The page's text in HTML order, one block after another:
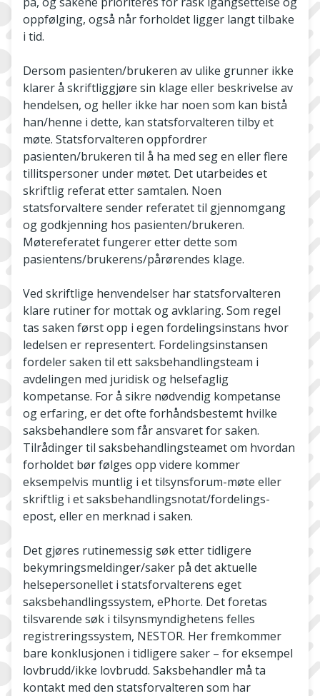
oppfølging, også når forholdet ligger langt tilbake
i tid.
Dersom pasienten/brukeren av ulike grunner ikke
klarer å skriftliggjøre sin klage eller beskrivelse av
hendelsen, og heller ikke har noen som kan bistå
han/henne i dette, kan statsforvalteren tilby et
møte. Statsforvalteren oppfordrer
pasienten/brukeren til å ha med seg en eller flere
tillitspersoner under møtet. Det utarbeides et
skriftlig referat etter samtalen. Noen
statsforvaltere sender referatet til gjennomgang
og godkjenning hos pasienten/brukeren.
Møtereferatet fungerer etter dette som
pasientens/brukerens/pårørendes klage.
Ved skriftlige henvendelser har statsforvalteren
klare rutiner for mottak og avklaring. Som regel
tas saken først opp i egen fordelingsinstans hvor
ledelsen er representert. Fordelingsinstansen
fordeler saken til ett saksbehandlingsteam i
avdelingen med juridisk og helsefaglig
kompetanse. For å sikre nødvendig kompetanse
og erfaring, er det ofte forhåndsbestemt hvilke
saksbehandlere som får ansvaret for saken.
Tilrådinger til saksbehandlingsteamet om hvordan
forholdet bør følges opp videre kommer
eksempelvis muntlig i et tilsynsforum-møte eller
skriftlig i et saksbehandlingsnotat/fordelings-
epost, eller en merknad i saken.
Det gjøres rutinemessig søk etter tidligere
bekymringsmeldinger/saker på det aktuelle
helsepersonellet i statsforvalterens eget
saksbehandlingssystem, ePhorte. Det foretas
tilsvarende søk i tilsynsmyndighetens felles
registreringssystem, NESTOR. Her fremkommer
bare konklusjonen i tidligere saker – for eksempel
lovbrudd/ikke lovbrudd. Saksbehandler må ta
kontakt med den statsforvalteren som har